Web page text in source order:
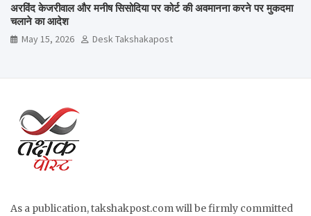
अरविंद केजरीवाल और मनीष सिसोदिया पर कोर्ट की अवमानना करने पर मुकदमा
चलाने का आदेश
May 15, 2026 Desk Takshakapost
As a publication, takshakpost.com will be firmly committed